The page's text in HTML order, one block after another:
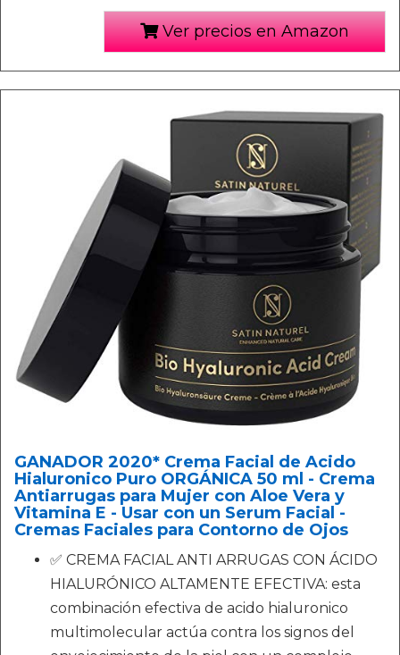
Ver precios en Amazon
GANADOR 2020* Crema Facial de Acido
Hialuronico Puro ORGÁNICA 50 ml - Crema
Antiarrugas para Mujer con Aloe Vera y
Vitamina E - Usar con un Serum Facial -
Cremas Faciales para Contorno de Ojos
✅ CREMA FACIAL ANTI ARRUGAS CON ÁCIDO
HIALURÓNICO ALTAMENTE EFECTIVA: esta
combinación efectiva de acido hialuronico
multimolecular actúa contra los signos del